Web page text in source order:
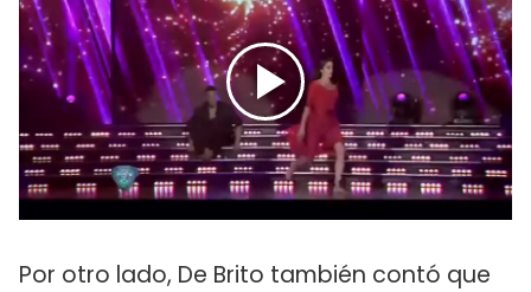
Por otro lado, De Brito también contó que